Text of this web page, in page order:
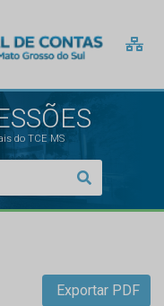
do TCE MS
Exportar PDF